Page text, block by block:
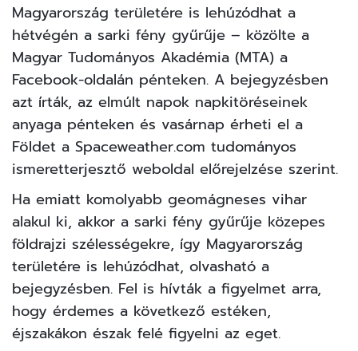
Magyarország területére is lehúzódhat a
hétvégén a sarki fény gyűrűje – közölte a
Magyar Tudományos Akadémia (MTA) a
Facebook-oldalán pénteken. A bejegyzésben
azt írták, az elmúlt napok napkitöréseinek
anyaga pénteken és vasárnap érheti el a
Földet a Spaceweather.com tudományos
ismeretterjesztő weboldal előrejelzése szerint.
Ha emiatt komolyabb geomágneses vihar
alakul ki, akkor a sarki fény gyűrűje közepes
földrajzi szélességekre, így Magyarország
területére is lehúzódhat, olvasható a
bejegyzésben. Fel is hívták a figyelmet arra,
hogy érdemes a következő estéken,
éjszakákon észak felé figyelni az eget.